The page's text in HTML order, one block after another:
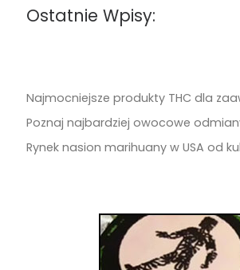
Ostatnie Wpisy:
Najmocniejsze produkty THC dla
Poznaj najbardziej owocowe
Rynek nasion marihuany w USA od